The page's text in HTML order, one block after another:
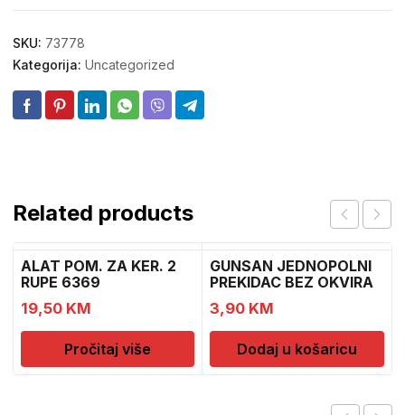
SKU: 73778
Kategorija: Uncategorized
Related products
ALAT POM. ZA KER. 2
RUPE 6369
19,50 KM
Pročitaj više
GUNSAN JEDNOPOLNI
PREKIDAC BEZ OKVIRA
11
3,90 KM
Dodaj u košaricu